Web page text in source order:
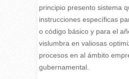
principio presento sistema
instrucciones específicas
o código básico y para el
vislumbra en valiosas
procesos en al ámbito
gubernamental.